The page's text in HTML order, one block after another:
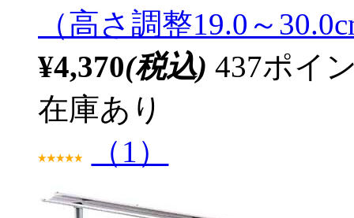
（高さ調整19.0～
¥4,370(税込) 437ポイ
在庫あり
（1）